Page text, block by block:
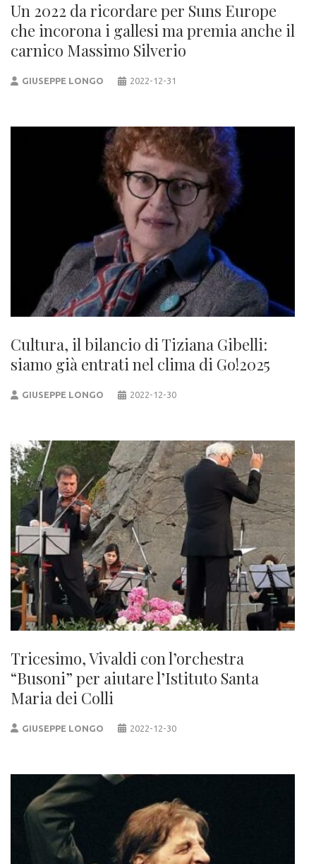
Un 2022 da ricordare per Suns Europe
che incorona i gallesi ma premia anche il
carnico Massimo Silverio
GIUSEPPE LONGO 2022-12-31
Cultura, il bilancio di Tiziana Gibelli:
siamo già entrati nel clima di Go!2025
GIUSEPPE LONGO 2022-12-30
Tricesimo, Vivaldi con l’orchestra
“Busoni” per aiutare l’Istituto Santa
Maria dei Colli
GIUSEPPE LONGO 2022-12-30